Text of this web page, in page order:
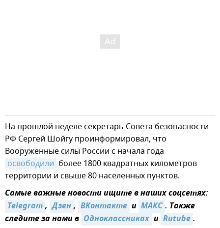
На прошлой неделе секретарь Совета безопасности
РФ Сергей Шойгу проинформировал, что
Вооруженные силы России с начала года
освободили более 1800 квадратных километров
территории и свыше 80 населенных пунктов.
Самые важные новости ищите в наших соцсетях:
Telegram, Дзен, ВКонтакте и MAКС. Также
следите за нами в Одноклассниках и Rutube.